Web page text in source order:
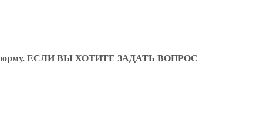
форму. ЕСЛИ ВЫ ХОТИТЕ ЗАДАТЬ ВОПРОС